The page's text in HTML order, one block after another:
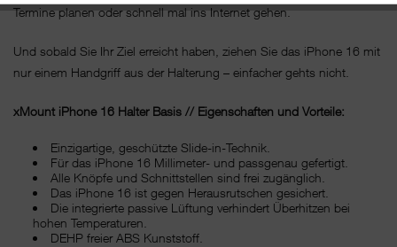
Termine planen oder schnell mal ins Internet gehen.
Und sobald Sie Ihr Ziel erreicht haben, ziehen Sie das iPhone 16 mit
nur einem Handgriff aus der Halterung – einfacher gehts nicht.
xMount iPhone 16 Halter Basis // Eigenschaften und Vorteile:
Einzigartige, geschützte Slide-in-Technik.
Für das iPhone 16 Millimeter- und passgenau gefertigt.
Alle Knöpfe und Schnittstellen sind frei zugänglich.
Das iPhone 16 ist gegen Herausrutschen gesichert.
Die integrierte passive Lüftung verhindert Überhitzen bei
hohen Temperaturen.
DEHP freier ABS Kunststoff.